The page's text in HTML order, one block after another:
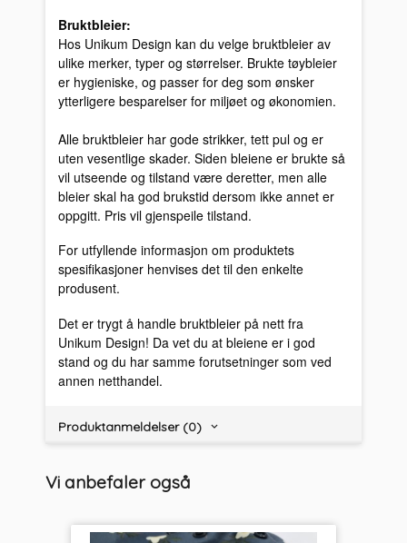
Bruktbleier:
Hos Unikum Design kan du velge bruktbleier av
ulike merker, typer og størrelser. Brukte tøybleier
er hygieniske, og passer for deg som ønsker
ytterligere besparelser for miljøet og økonomien.
Alle bruktbleier har gode strikker, tett pul og er
uten vesentlige skader. Siden bleiene er brukte så
vil utseende og tilstand være deretter, men alle
bleier skal ha god brukstid dersom ikke annet er
oppgitt. Pris vil gjenspeile tilstand.
For utfyllende informasjon om produktets
spesifikasjoner henvises det til den enkelte
produsent.
Det er trygt å handle bruktbleier på nett fra
Unikum Design! Da vet du at bleiene er i god
stand og du har samme forutsetninger som ved
annen netthandel.
Produktanmeldelser (0)
Vi anbefaler også